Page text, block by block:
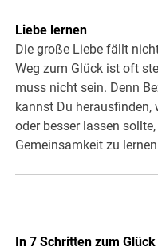
Liebe lernen
Die große Liebe fällt
Weg zum Glück ist oft
muss nicht sein. Denn
kannst Du
oder besser lassen
Gemeinsamkeit zu
In 7 Schritten zum